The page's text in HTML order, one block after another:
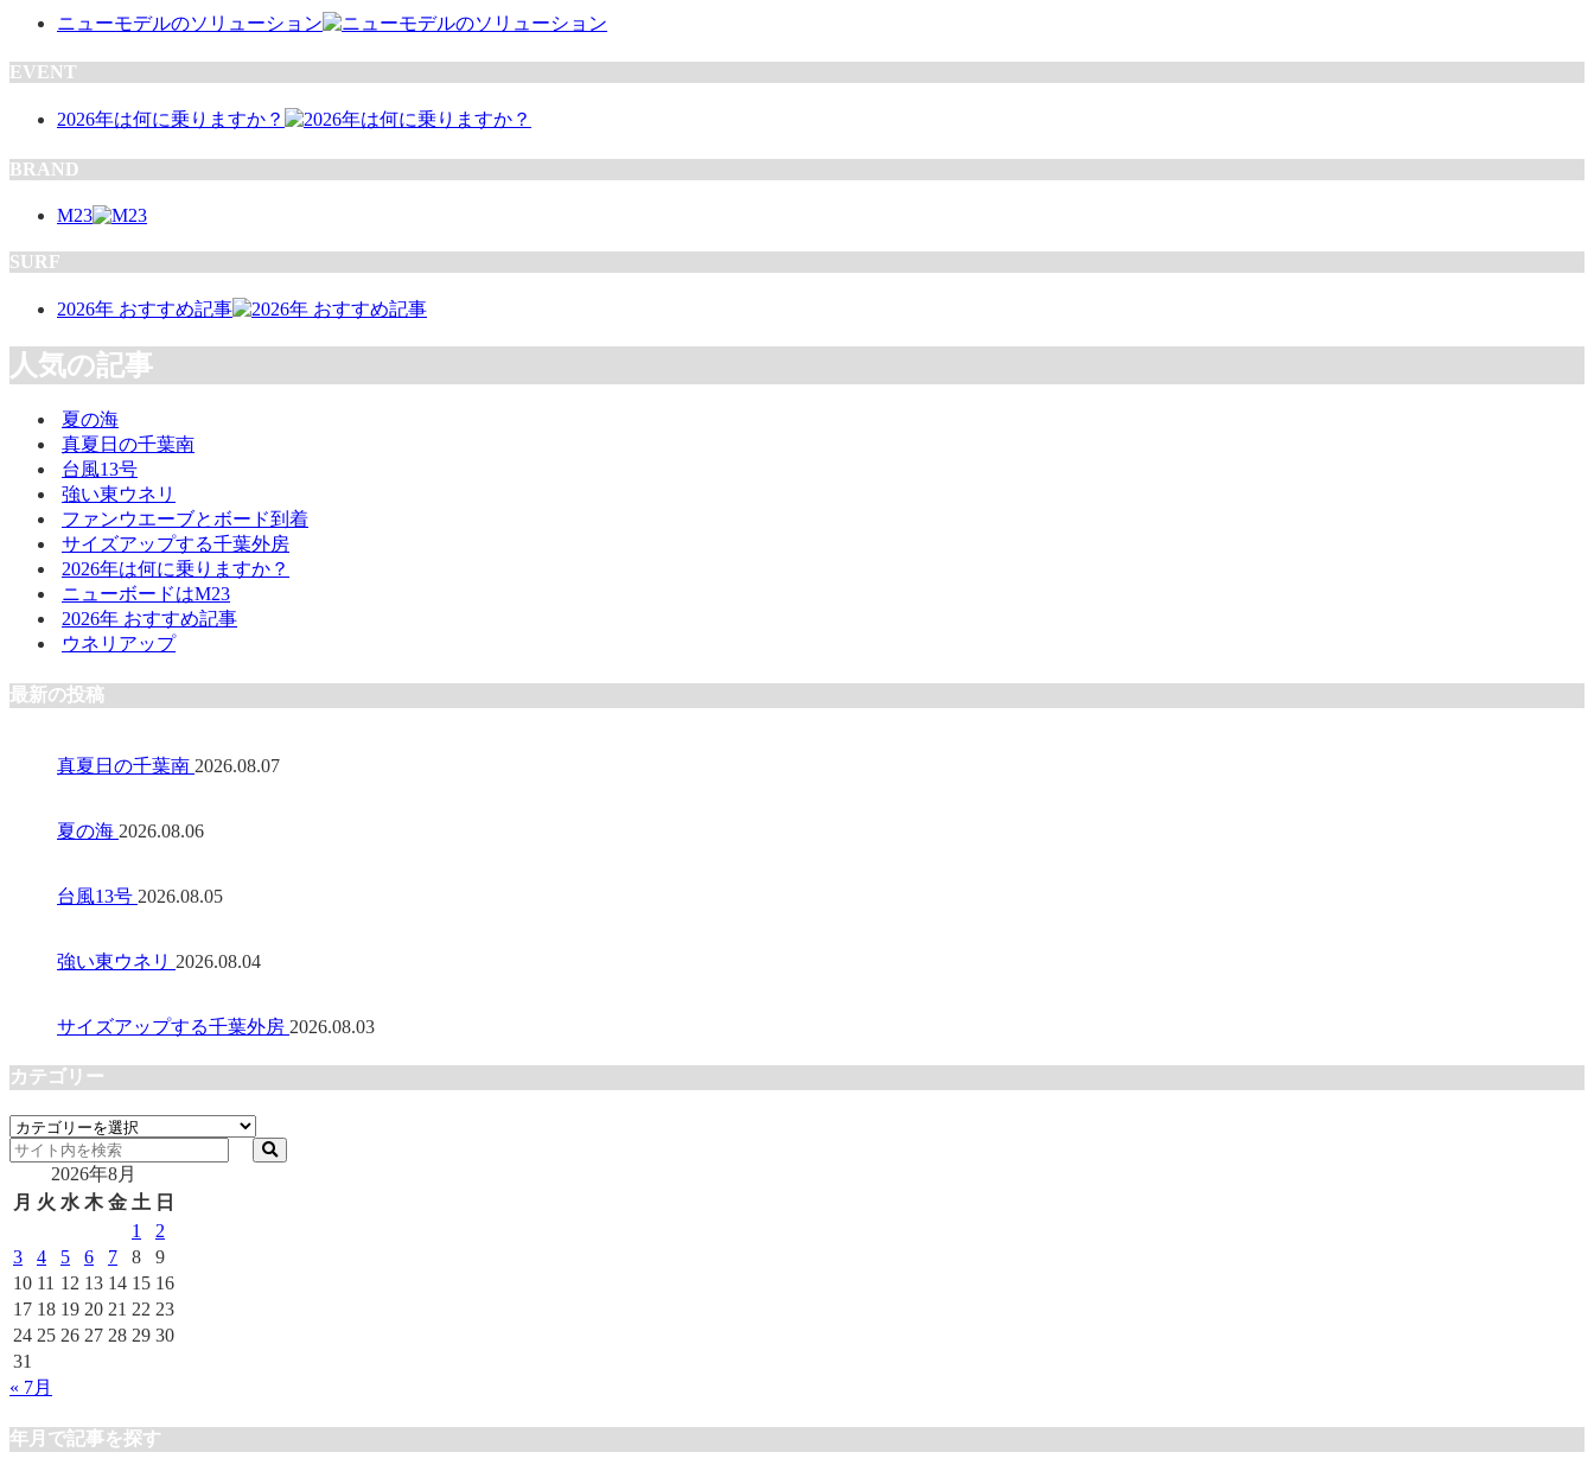
ニューモデルのソリューション
EVENT
2026年は何に乗りますか？
BRAND
M23
SURF
2026年 おすすめ記事
人気の記事
夏の海
真夏日の千葉南
台風13号
強い東ウネリ
ファンウエーブとボード到着
サイズアップする千葉外房
2026年は何に乗りますか？
ニューボードはM23
2026年 おすすめ記事
ウネリアップ
最新の投稿
真夏日の千葉南 2026.08.07
夏の海 2026.08.06
台風13号 2026.08.05
強い東ウネリ 2026.08.04
サイズアップする千葉外房 2026.08.03
カテゴリー
カ
テ
リ
2026年8月
月 火 水 木 金 土 日
1
2
3
4 5 6 7 8
9
10 11 12 13 14 15 16
17 18 19 20 21 22 23
24 25 26 27 28 29 30
31
« 7月
年月で記事を探す